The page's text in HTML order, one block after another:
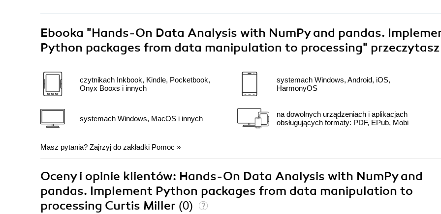
Ebooka "Hands-On Data Analysis with NumPy and pandas.
Python packages from data manipulation to processing"
czytnikach Inkbook, Kindle, Pocketbook,
Onyx Booxs i innych
systemach Windows, MacOS i innych
systemach Windows, Android, iOS,
HarmonyOS
na dowolnych urządzeniach i aplikacjach
obsługujących formaty: PDF, EPub, Mobi
Masz pytania? Zajrzyj do zakładki Pomoc »
Oceny i opinie klientów: Hands-On Data Analysis with NumPy and
pandas. Implement Python packages from data manipulation to
processing Curtis Miller (0)